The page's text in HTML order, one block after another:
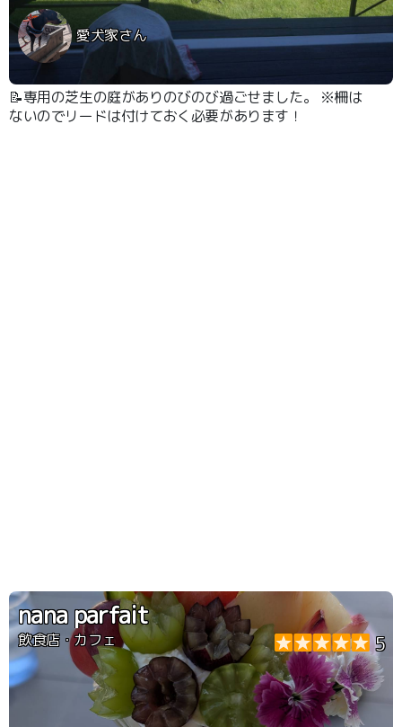
愛犬家さん
📝専用の芝生の庭がありのびのび過ごせました。 ※柵は
ないのでリードは付けておく必要があります！
nana parfait
飲食店・カフェ 5